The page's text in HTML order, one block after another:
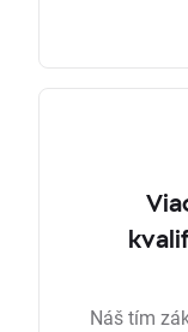
Náš tím